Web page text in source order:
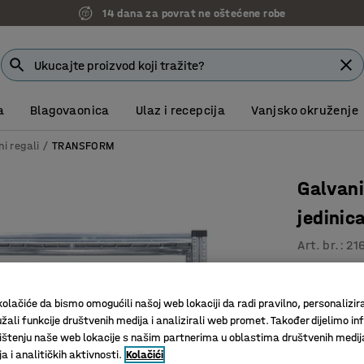
14 dana za povrat ne oštećene robe
Blagovaonica Ulaz i recepcija Vanjsko okruženje
regali TRANSFORM
Art. br. :
Dodatni
da bismo omogućili našoj web lokaciji da radi pravilno,
funkcije društvenih medija i analizirali web promet. Također dijelimo
naše web lokacije s našim partnerima u oblastima društvenih
i analitičkih aktivnosti. Kolačići